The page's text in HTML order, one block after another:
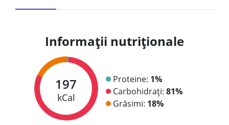
Informații nutriționale
197
kCal
Proteine: 1%
Carbohidrați: 81%
Grăsimi: 18%